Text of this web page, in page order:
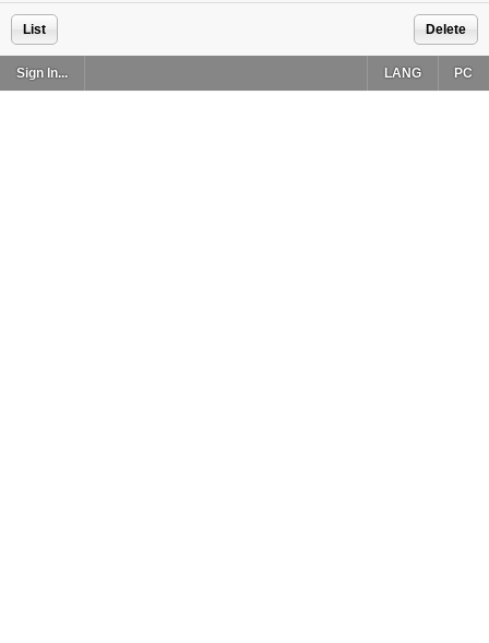
List Delete
Sign In... PC
LANG